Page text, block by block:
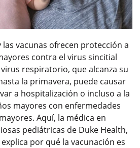
las vacunas ofrecen protección a
contra el virus sincitial
respiratorio, que alcanza su
la primavera, puede causar
a hospitalización o incluso a la
mayores con enfermedades
Aquí, la médica en
pediátricas de Duke Health,
explica por qué la vacunación es